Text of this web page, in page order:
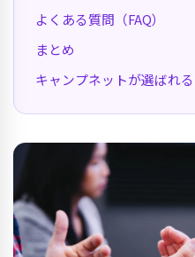
よくある質問（FAQ）
まとめ
キャンプネットが選ばれ